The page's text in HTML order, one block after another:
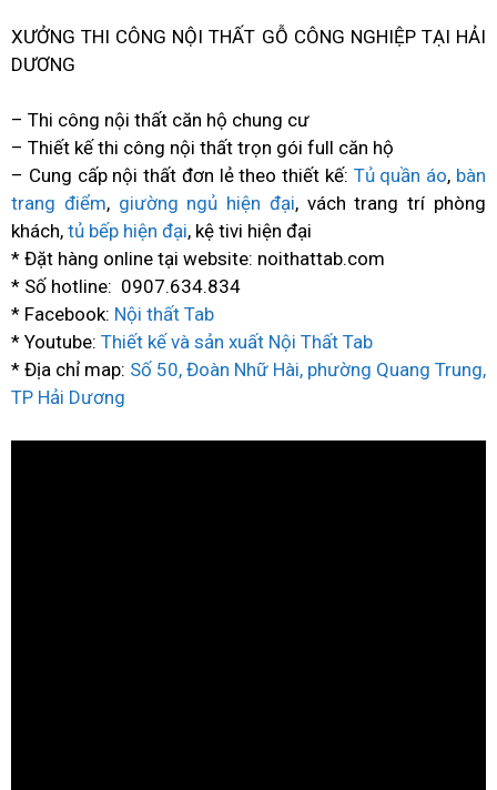
XƯỞNG THI CÔNG NỘI THẤT GỖ CÔNG NGHIỆP TẠI HẢI
DƯƠNG
– Thi công nội thất căn hộ chung cư
– Thiết kế thi công nội thất trọn gói full căn hộ
– Cung cấp nội thất đơn lẻ theo thiết kế: Tủ quần áo, bàn
trang điểm,giường ngủ hiện đại, vách trang trí phòng
khách, tủ bếp hiện đại, kệ tivi hiện đại
* Đặt hàng online tại website: noithattab.com
* Số hotline: 0907.634.834
* Facebook: Nội thất Tab
* Youtube: Thiết kế và sản xuất Nội Thất Tab
* Địa chỉ map: Số 50, Đoàn Nhữ Hài, phường Quang Trung,
TP Hải Dương